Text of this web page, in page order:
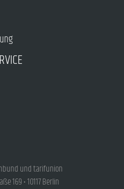
und tarifunion
169 • 10117 Berlin